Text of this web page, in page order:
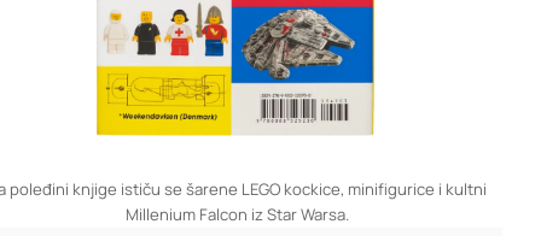
poleđini knjige ističu se šarene LEGO kockice, minifigurice i kultni
Millenium Falcon iz Star Warsa.